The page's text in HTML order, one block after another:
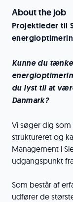
About the job
Projektleder til
Kunne du
du lyst til at
Danmark?
Vi søger dig
struktureret og
Management i
udgangspunkt
Som består af
udfører de